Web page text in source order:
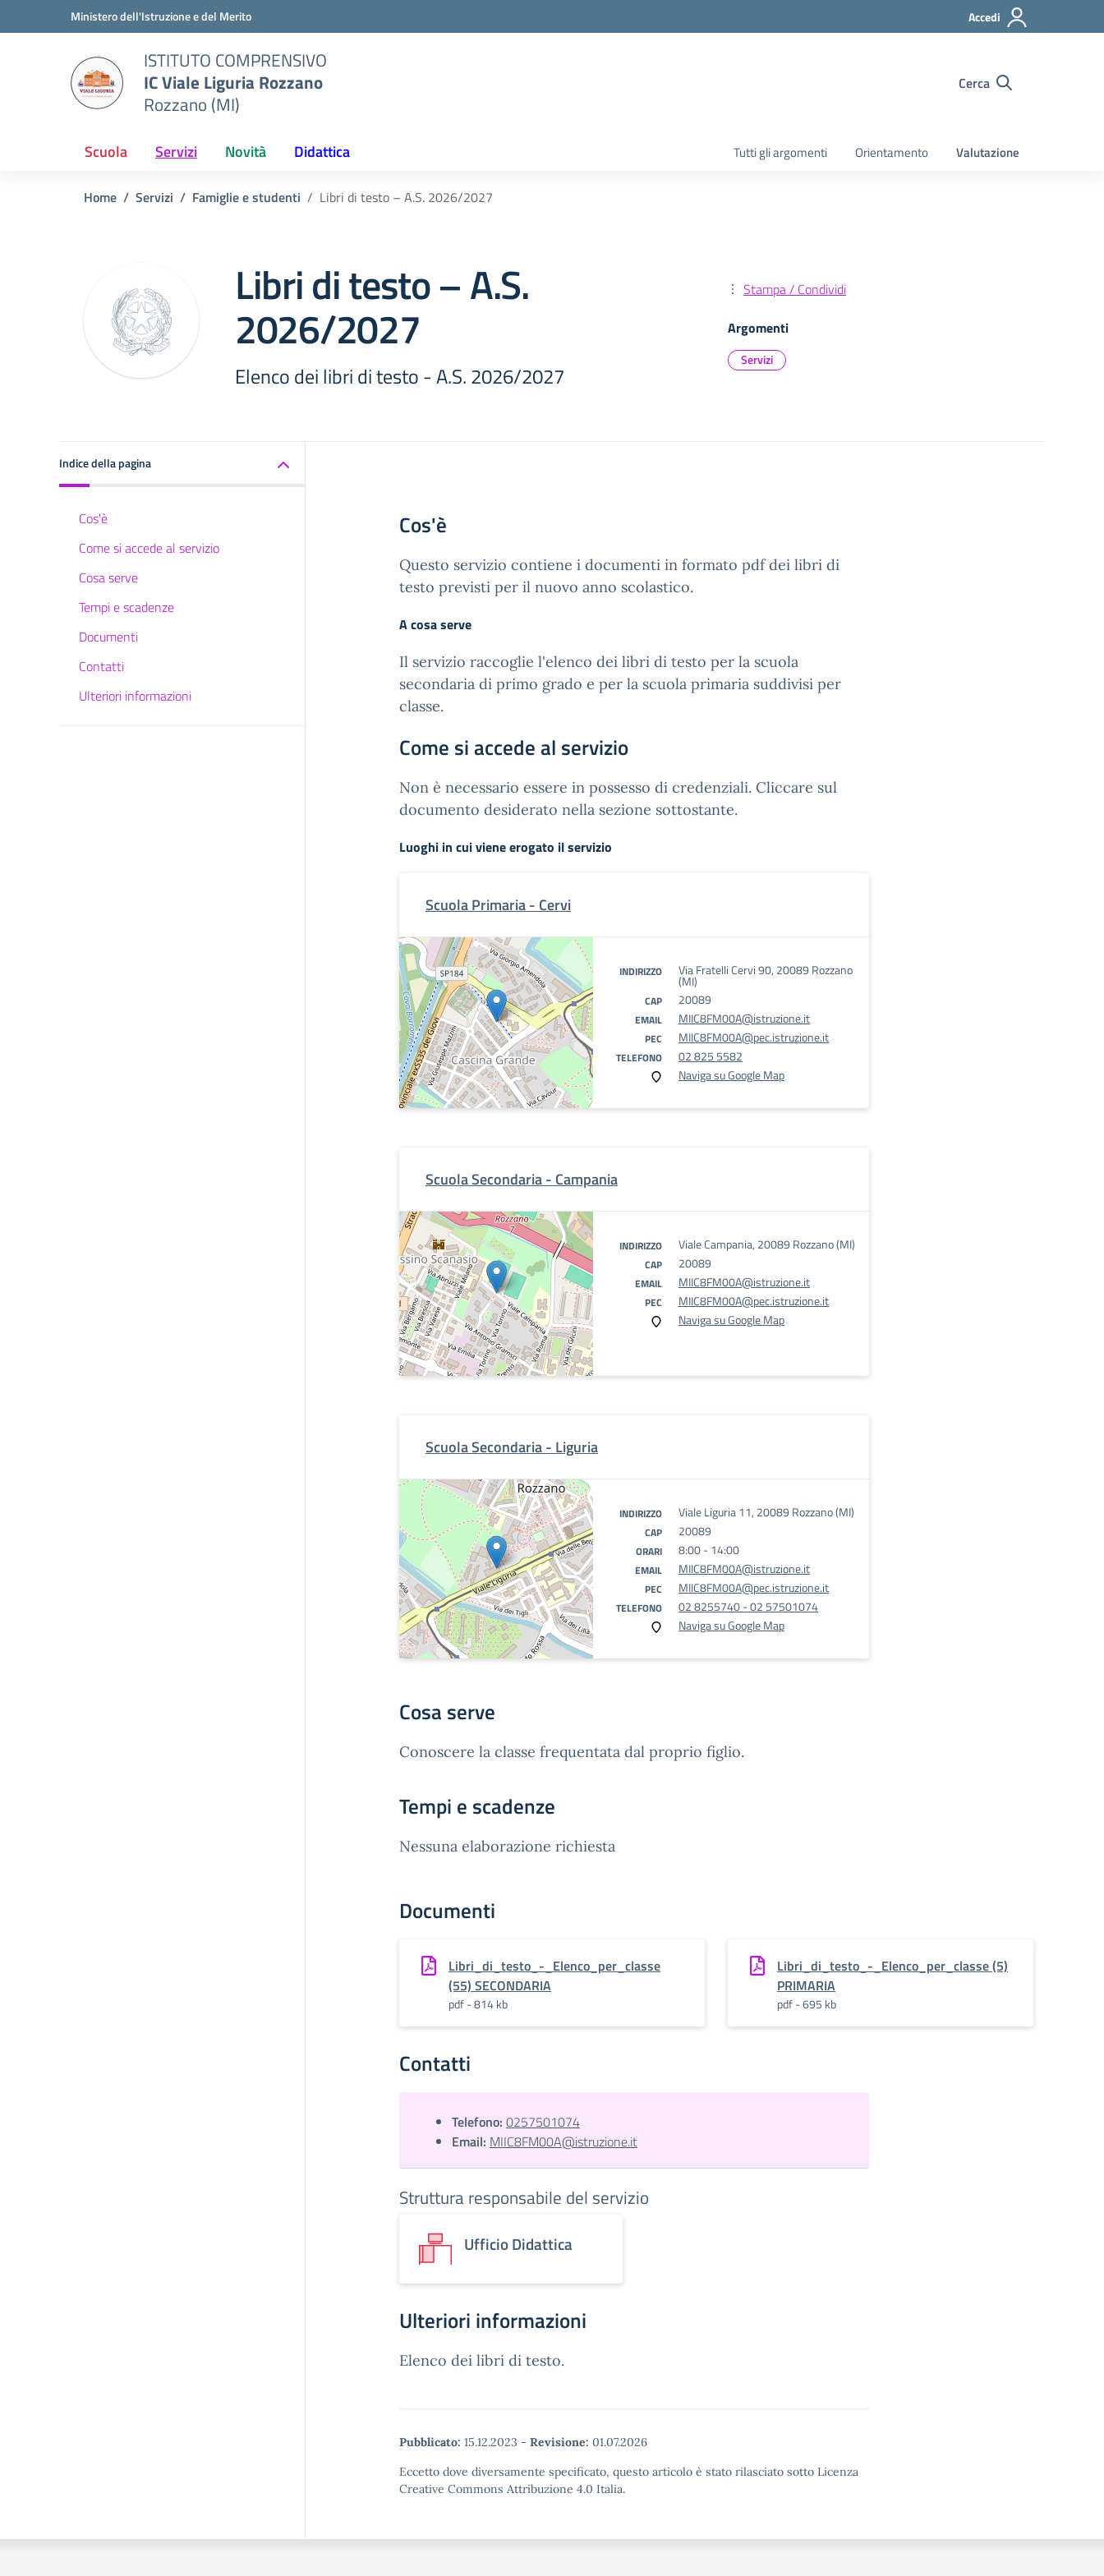
Vai ai contenuti
Vai al menu di navigazioneMinistero dell'Istruzione e del Merito Accedi
ISTITUTO COMPRENSIVO
IC Viale Liguria Rozzano
Rozzano (MI)
Cerca
Scuola Servizi Novità Didattica Tutti gli argomenti Orientamento Valutazione
Home Servizi Famiglie e studenti Libri di testo – A.S. 2026/2027
Libri di testo – A.S.
2026/2027
Elenco dei libri di testo - A.S. 2026/2027
Stampa / Condividi
Argomenti
Servizi
Indice della pagina
Cos'è
Come si accede al servizio
Cosa serve
Tempi e scadenze
Documenti
Contatti
Ulteriori informazioni
Cos'è
Questo servizio contiene i documenti in formato pdf dei libri di
testo previsti per il nuovo anno scolastico.
A cosa serve
Il servizio raccoglie l'elenco dei libri di testo per la scuola
secondaria di primo grado e per la scuola primaria suddivisi per
classe.
Come si accede al servizio
Non è necessario essere in possesso di credenziali. Cliccare sul
documento desiderato nella sezione sottostante.
Luoghi in cui viene erogato il servizio
Scuola Primaria - Cervi
INDIRIZZO Via Fratelli Cervi 90, 20089 Rozzano
(MI)
CAP 20089
EMAIL MIIC8FM00A@istruzione.it
PEC MIIC8FM00A@pec.istruzione.it
TELEFONO
02 825 5582
Naviga su Google Map
Scuola Secondaria - Campania
INDIRIZZO Viale Campania, 20089 Rozzano (MI)
CAP 20089
EMAIL MIIC8FM00A@istruzione.it
PEC
MIIC8FM00A@pec.istruzione.it
Naviga su Google Map
Scuola Secondaria - Liguria
INDIRIZZO Viale Liguria 11, 20089 Rozzano (MI)
CAP 20089
ORARI 8:00 - 14:00
EMAIL MIIC8FM00A@istruzione.it
PEC MIIC8FM00A@pec.istruzione.it
TELEFONO
02 8255740 - 02 57501074
Naviga su Google Map
Cosa serve
Conoscere la classe frequentata dal proprio figlio.
Tempi e scadenze
Nessuna elaborazione richiesta
Documenti
Libri_di_testo_-_Elenco_per_classe
(55) SECONDARIA
pdf - 814 kb
Libri_di_testo_-_Elenco_per_classe (5)
PRIMARIA
pdf - 695 kb
Contatti
Telefono: 0257501074
Email: MIIC8FM00A@istruzione.it
Struttura responsabile del servizio
Ufficio Didattica
Ulteriori informazioni
Elenco dei libri di testo.
Pubblicato: 15.12.2023 - Revisione: 01.07.2026
Eccetto dove diversamente specificato, questo articolo è stato rilasciato sotto Licenza
Creative Commons Attribuzione 4.0 Italia.